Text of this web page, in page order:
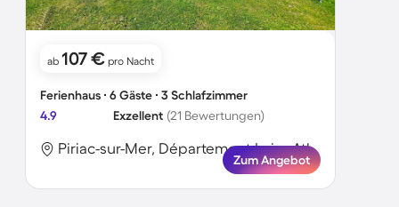
ab 107 € pro Nacht
Ferienhaus ∙ 6 Gäste ∙ 3 Schlafzimmer
4.9
Exzellent (21 Bewertungen)
Piriac-sur-Mer, Département Loire-Atlantique, Frankreich
Zum Angebot